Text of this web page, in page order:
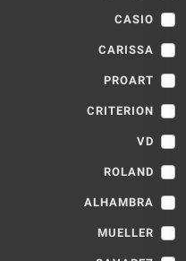
CASIO
CARISSA
PROART
CRITERION
VD
ROLAND
ALHAMBRA
MUELLER